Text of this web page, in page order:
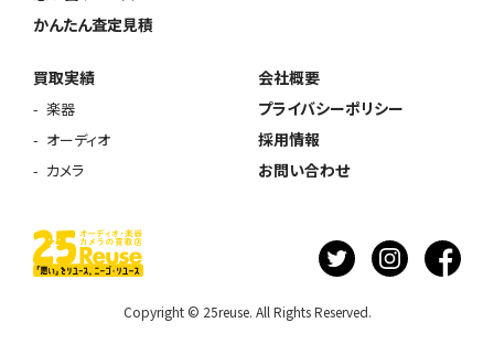
かんたん査定見積
買取実績
楽器
オーディオ
カメラ
会社概要
プライバシーポリシー
採用情報
お問い合わせ
Copyright © 25reuse. All Rights Reserved.